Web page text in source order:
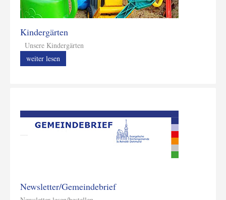
Kindergärten
Unsere Kindergärten
weiter lesen
Newsletter/Gemeindebrief